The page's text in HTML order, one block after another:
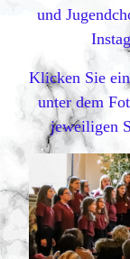
und
Klicken Sie
unter dem
jeweiligen